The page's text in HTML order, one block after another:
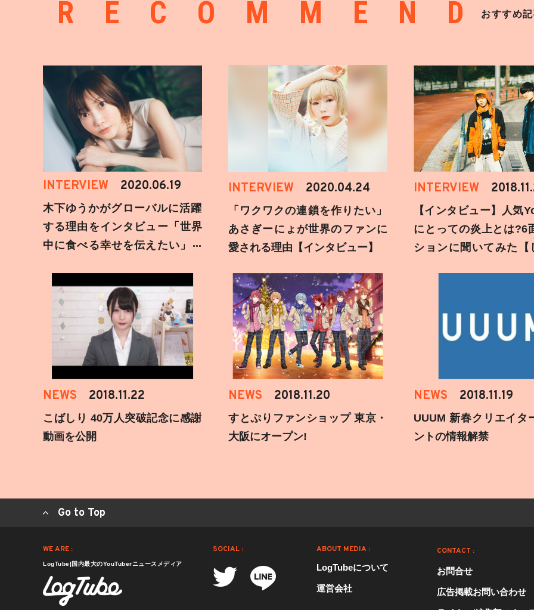
RECOMMENDおすすめ
INTERVIEW 2020.06.19
木下ゆうかがグローバルに活躍
する理由をインタビュー「世界
中に食べる幸せを伝えたい」新
INTERVIEW 2020.04.24
「ワクワクの連鎖を作りたい」
あさぎーにょが世界のファンに
愛される理由【インタビュー】
INTERVIEW
【インタビュー】人気
にとっての炎上とは?6
ションに聞いてみた【
NEWS 2018.11.22
こばしり 40万人突破記念に感謝
動画を公開
NEWS 2018.11.20
すとぷりファンショップ 東京・
大阪にオープン!
NEWS 2018.11.19
UUUM 新春クリエイタ
ントの情報解禁
Go to Top
WE ARE :
LogTube|国内最大のYouTuberニュースメディア
SOCIAL : ABOUT MEDIA :
LogTubeについて
運営会社
CONTACT :
お問合せ
広告掲載お問い合わせ